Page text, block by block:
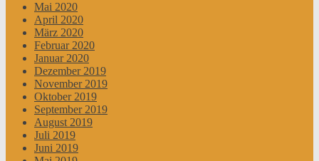
Mai 2020
April 2020
März 2020
Februar 2020
Januar 2020
Dezember 2019
November 2019
Oktober 2019
September 2019
August 2019
Juli 2019
Juni 2019